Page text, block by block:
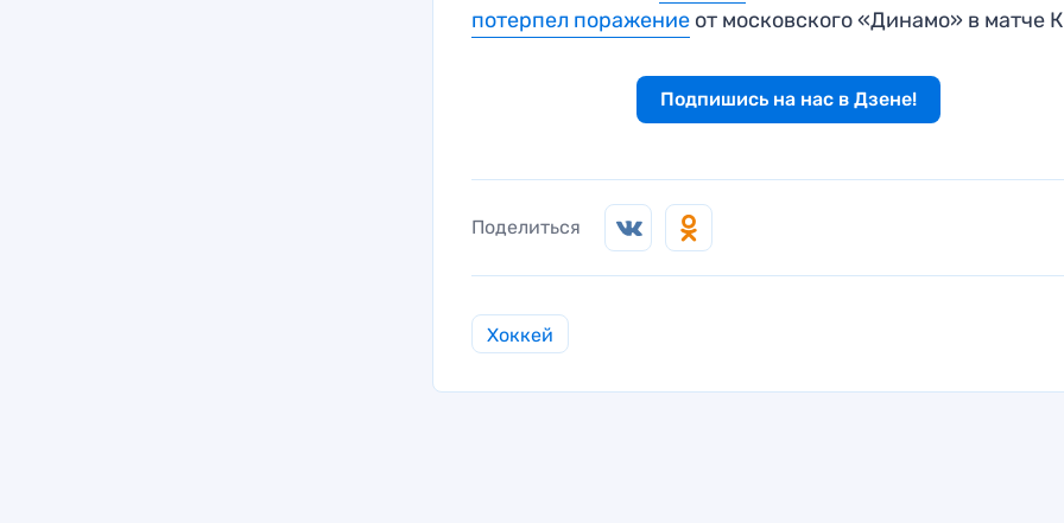
потерпел поражение от московского «Динамо» в матче
Подпишись на нас в Дзене!
Поделиться
Хоккей